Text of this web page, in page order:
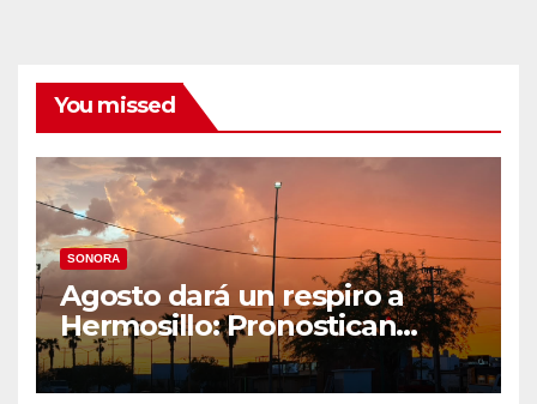
You missed
SONORA
Agosto dará un respiro a
Hermosillo: Pronostican
semana lluviosa y
temperaturas de hasta 34°C